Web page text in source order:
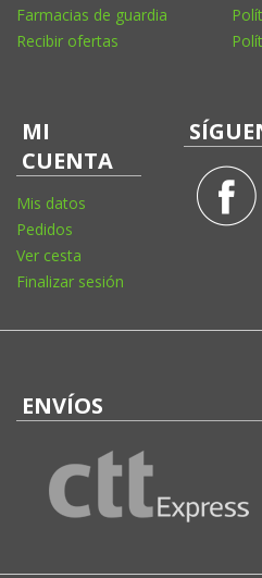
Farmacias de guardia
Recibir ofertas
MI
CUENTA
Mis datos
Pedidos
Ver cesta
Finalizar sesión
ENVÍOS